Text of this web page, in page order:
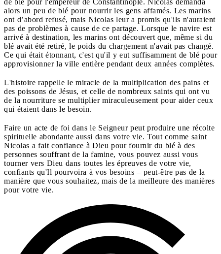
alors un peu de blé pour nourrir les gens affamés. Les marins
ont d’abord refusé, mais Nicolas leur a promis qu'ils n'auraient
pas de problèmes à cause de ce partage. Lorsque le navire est
arrivé à destination, les marins ont découvert que, même si du
blé avait été retiré, le poids du chargement n'avait pas changé.
Ce qui était étonnant, c'est qu'il y eut suffisamment de blé pour
approvisionner la ville entière pendant deux années complètes.
L'histoire rappelle le miracle de la multiplication des pains et
des poissons de Jésus, et celle de nombreux saints qui ont vu
de la nourriture se multiplier miraculeusement pour aider ceux
qui étaient dans le besoin.
Faire un acte de foi dans le Seigneur peut produire une récolte
spirituelle abondante aussi dans votre vie. Tout comme saint
Nicolas a fait confiance à Dieu pour fournir du blé à des
personnes souffrant de la famine, vous pouvez aussi vous
tourner vers Dieu dans toutes les épreuves de votre vie,
confiants qu'Il pourvoira à vos besoins – peut-être pas de la
manière que vous souhaitez, mais de la meilleure des manières
pour votre vie.